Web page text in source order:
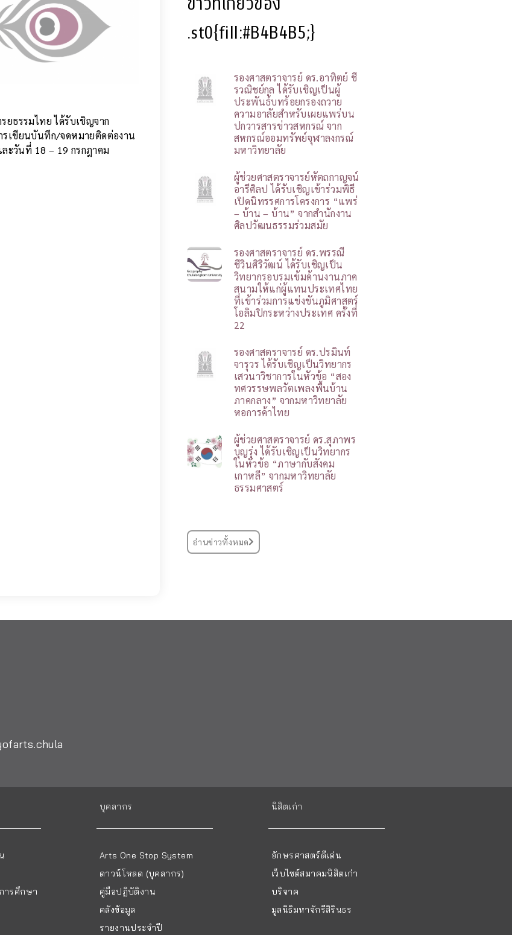
ยธรรมไทย ได้รับเชิญจาก
รเขียนบันทึก/จดหมายติดต่องาน
ะวันที่ 18 – 19 กรกฎาคม
.st0{fill:#B4B4B5;}
รองศาสตราจารย์ ดร.อาทิตย์ ชี
รวณิชย์กุล ได้รับเชิญเป็นผู้
ประพันธ์บทร้อยกรองถวาย
ความอาลัยสำหรับเผยแพร่บน
ปกวารสารข่าวสหกรณ์ จาก
สหกรณ์ออมทรัพย์จุฬาลงกรณ์
มหาวิทยาลัย
ผู้ช่วยศาสตราจารย์หัตถกาญจน์
อารีศิลป ได้รับเชิญเข้าร่วมพิธี
เปิดนิทรรศการโครงการ “แพร่
– บ้าน – บ้าน” จากสำนักงาน
ศิลปวัฒนธรรมร่วมสมัย
รองศาสตราจารย์ ดร.พรรณี
ชีวินศิริวัฒน์ ได้รับเชิญเป็น
วิทยากรอบรมเข้มด้านงานภาค
สนามให้แก่ผู้แทนประเทศไทย
ที่เข้าร่วมการแข่งขันภูมิศาสตร์
โอลิมปิกระหว่างประเทศ ครั้งที่
22
รองศาสตราจารย์ ดร.ปรมินท์
จารุวร ได้รับเชิญเป็นวิทยากร
เสวนาวิชาการในหัวข้อ “สอง
ทศวรรษพลวัตเพลงพื้นบ้าน
ภาคกลาง” จากมหาวิทยาลัย
หอการค้าไทย
ผู้ช่วยศาสตราจารย์ ดร.สุภาพร
บุญรุ่ง ได้รับเชิญเป็นวิทยากร
ในหัวข้อ “ภาษากับสังคม
เกาหลี” จากมหาวิทยาลัย
ธรรมศาสตร์
อ่านข่าวทั้งหมด
ารศึกษา
บุคลากร
Arts One Stop System
ดาวน์โหลด (บุคลากร)
คู่มือปฏิบัติงาน
คลังข้อมูล
รายงานประจำปี
นิสิตเก่า
อักษรศาสตร์ดีเด่น
เว็บไซต์สมาคมนิสิตเก่า
บริจาค
มูลนิธิมหาจักรีสิรินธร